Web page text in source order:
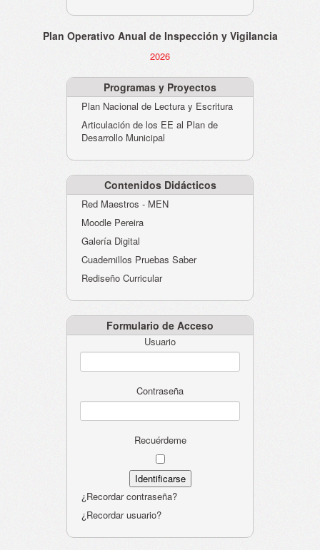
Plan Operativo Anual de Inspección y Vigilancia
2026
Programas y Proyectos
Plan Nacional de Lectura y Escritura
Articulación de los EE al Plan de
Desarrollo Municipal
Contenidos Didácticos
Red Maestros - MEN
Moodle Pereira
Galería Digital
Cuadernillos Pruebas Saber
Rediseño Curricular
Formulario de Acceso
Usuario
Contraseña
Recuérdeme
¿Recordar contraseña?
¿Recordar usuario?